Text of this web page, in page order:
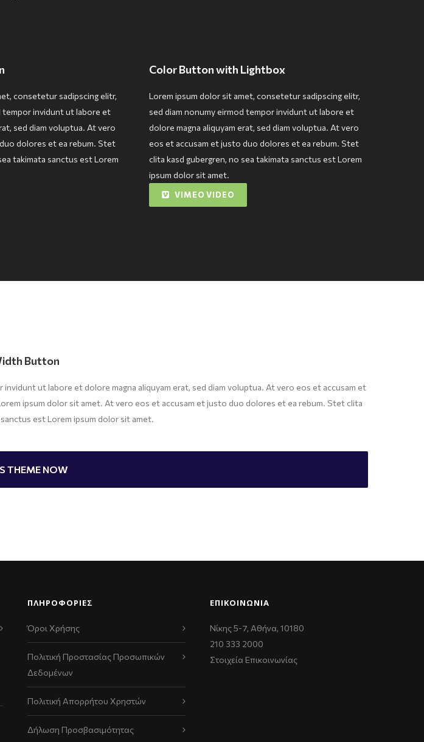
consetetur sadipscing elitr,
tempor invidunt ut labore et
sed diam voluptua. At vero
dolores et ea rebum. Stet
takimata sanctus est Lorem
Color Button with Lightbox
Lorem ipsum dolor sit amet, consetetur sadipscing elitr,
sed diam nonumy eirmod tempor invidunt ut labore et
dolore magna aliquyam erat, sed diam voluptua. At vero
eos et accusam et justo duo dolores et ea rebum. Stet
clita kasd gubergren, no sea takimata sanctus est Lorem
ipsum dolor sit amet.
VIMEO VIDEO
Button
ut labore et dolore magna aliquyam erat, sed diam voluptua. At vero eos et accusam et
ipsum dolor sit amet. At vero eos et accusam et justo duo dolores et ea rebum. Stet clita
est Lorem ipsum dolor sit amet.
THEME NOW
ΠΛΗΡΟΦΟΡΙΕΣ
Όροι Χρήσης
Πολιτική Προστασίας Προσωπικών
Δεδομένων
Πολιτική Απορρήτου Χρηστών
Δήλωση Προσβασιμότητας
ΕΠΙΚΟΙΝΩΝΊΑ
Νίκης 5-7, Αθήνα, 10180
210 333 2000
Στοιχεία Επικοινωνίας